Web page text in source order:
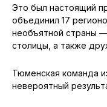
Это был настоящий
объединил 17
необъятной страны
столицы, а также
Тюменская команда
невероятный